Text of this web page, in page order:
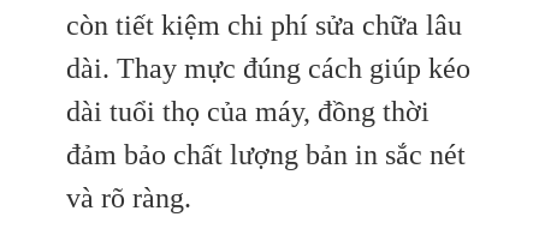
còn tiết kiệm chi phí sửa chữa lâu
dài. Thay mực đúng cách giúp kéo
dài tuổi thọ của máy, đồng thời
đảm bảo chất lượng bản in sắc nét
và rõ ràng.